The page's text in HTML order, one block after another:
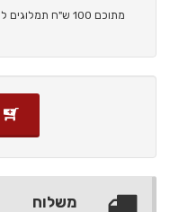
מתוכם 100 ש"ח תמלוגים ליוצר
משלוח